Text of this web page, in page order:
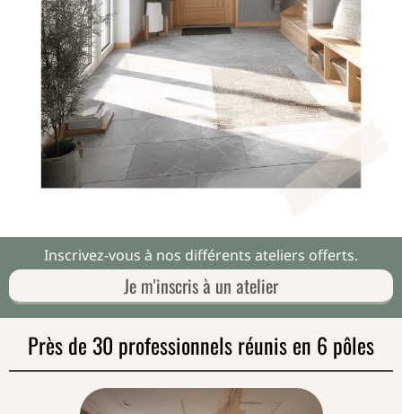
Inscrivez-vous à nos différents ateliers offerts.
Je m'inscris à un atelier
Près de 30 professionnels réunis en 6 pôles